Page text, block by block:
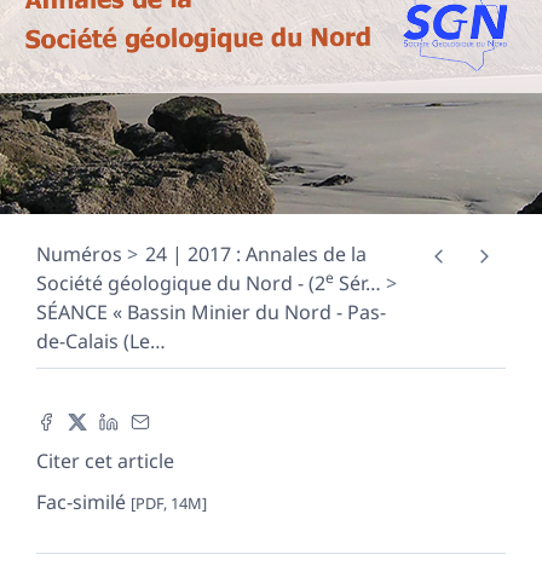
Numéros
24 | 2017 : Annales de la
Société géologique du Nord - (2e Sér…
SÉANCE « Bassin Minier du Nord - Pas-
de-Calais (Le…
Citer cet article
Fac-similé [PDF, 14M]